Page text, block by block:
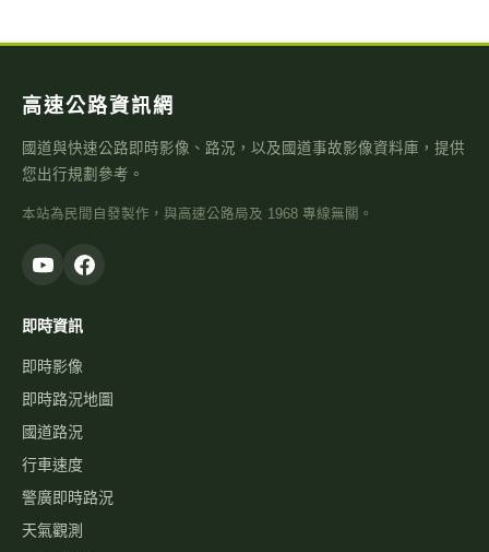
高速公路資訊網
國道與快速公路即時影像、路況，以及國道事故影像資料庫，提供
您出行規劃參考。
本站為民間自發製作，與高速公路局及 1968 專線無關。
即時資訊
即時影像
即時路況地圖
國道路況
行車速度
警廣即時路況
天氣觀測